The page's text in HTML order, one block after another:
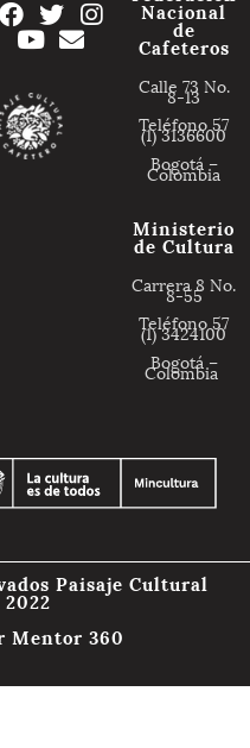
Nacional
de
Cafeteros
Calle 73 No.
8-13
Teléfono 57
(1) 3136600
Bogotá –
Colombia
Ministerio
de Cultura
Carrera 8 No.
8-55
Teléfono 57
(1) 3424100
Bogotá –
Colombia
Paisaje Cultural
Mentor 360